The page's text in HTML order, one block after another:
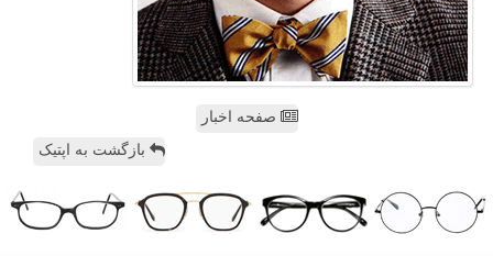
صفحه اخبار
بازگشت به اپتیک